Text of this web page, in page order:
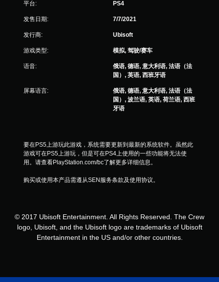
平台: PS4
发售日期: 7/7/2021
发行商: Ubisoft
游戏类型: 模拟, 驾驶/赛车
语音:
俄语, 德语, 意大利语, 法语（法
国）, 英语, 西班牙语
屏幕语言:
俄语, 德语, 意大利语, 法语（法
国）, 波兰语, 英语, 荷兰语, 西班
牙语
要在PS5上游玩此游戏，系统需要更新到最新的系统软件。虽然此
游戏可在PS5上游玩，但是可在PS4上使用的一些功能将无法使
用。请查看PlayStation.com/bc了解更多详细信息。
购买或使用本产品需遵从SEN服务条款及使用协议。
© 2017 Ubisoft Entertainment. All Rights Reserved. The Crew
logo, Ubisoft, and the Ubisoft logo are trademarks of Ubisoft
Entertainment in the US and/or other countries.